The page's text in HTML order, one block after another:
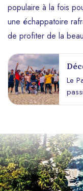
populaire à la fois
une échappatoire
de profiter de la
Le
ou